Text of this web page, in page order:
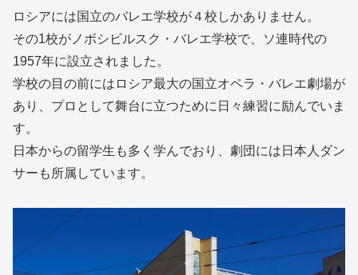
ロシアには国立のバレエ学校が４校しかありません。
その1校がノボシビルスク・バレエ学校で、ソ連時代の
1957年に設立されました。
学校の目の前にはロシア最大の国立オペラ・バレエ劇場が
あり、プロとして舞台に立つために日々練習に励んでいま
す。
日本からの留学生も多く学んでおり、劇団には日本人ダン
サーも所属しています。